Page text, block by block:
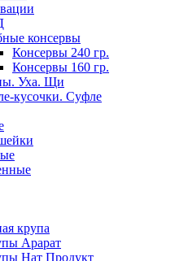
консервы
Консервы 240 гр.
Консервы 160 гр.
Уха. Щи
кусочки. Суфле
крупа
Арарат
Нат Продукт